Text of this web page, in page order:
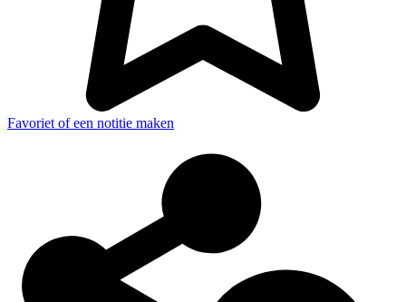
Favoriet of een notitie maken